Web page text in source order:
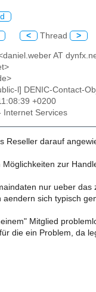
< Thread >
AT
l] DENIC-Contact-
+0200
Internet Services
Reseller darauf
zur
nur ueber das
sich typisch
Mitglied
die ein Problem, da